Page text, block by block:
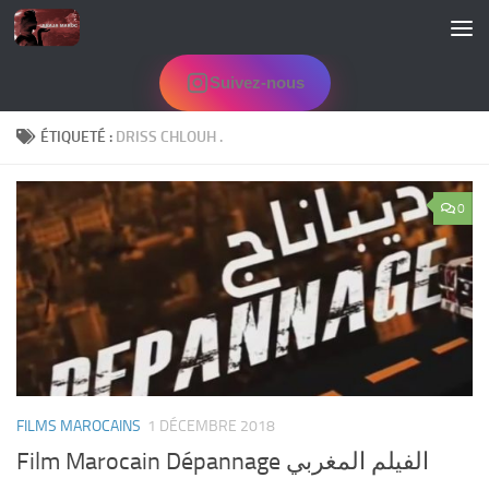
Skip to content
Suivez-nous
ÉTIQUETÉ : DRISS CHLOUH .
0
FILMS MAROCAINS 1 DÉCEMBRE 2018
Film Marocain Dépannage الفيلم المغربي